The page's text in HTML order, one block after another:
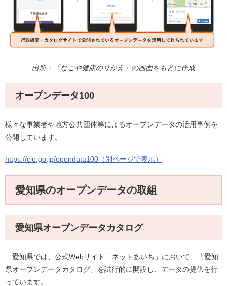
出所：「なごや健康のりかえ」の画面をもとに作成
オープンデータ100
様々な事業者や地方公共団体等によるオープンデータの活用事例を
公開しています。
https://cio.go.jp/opendata100（別ページで表示）
愛知県のオープンデータの取組
愛知県オープンデータカタログ
愛知県では、公式Webサイト「ネットあいち」において、「愛知
県オープンデータカタログ」を試行的に開設し、データの提供を行
っています。